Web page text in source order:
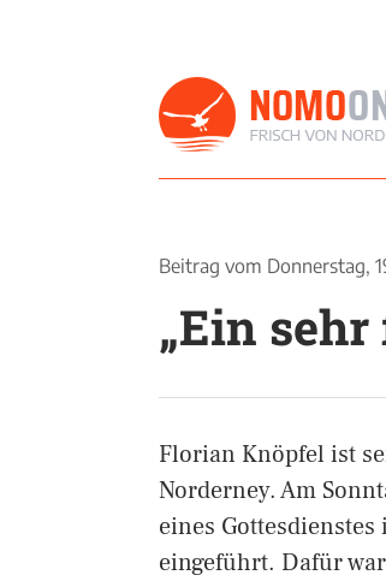
Beitrag vom Donnerstag,
„Ein
Florian Knöpfel ist
Norderney. Am
eines
eingeführt. Dafür